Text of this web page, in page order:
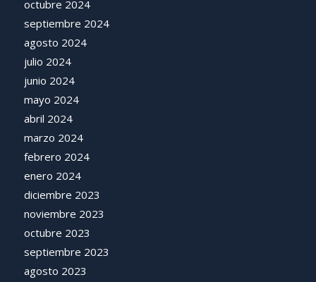
octubre 2024
septiembre 2024
agosto 2024
julio 2024
junio 2024
mayo 2024
abril 2024
marzo 2024
febrero 2024
enero 2024
diciembre 2023
noviembre 2023
octubre 2023
septiembre 2023
agosto 2023